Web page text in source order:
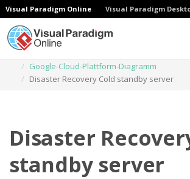
Visual Paradigm Online Visual Paradigm
Google-Cloud-Plattform-Diagramm
Disaster Recovery Cold standby server
Disaster
standby server